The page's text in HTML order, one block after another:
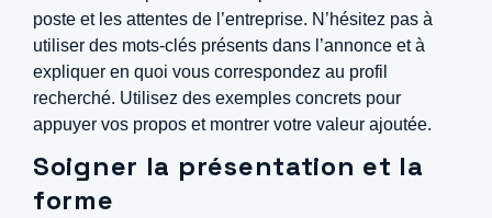
poste et les attentes de l’entreprise. N’hésitez pas à
utiliser des mots-clés présents dans l’annonce et à
expliquer en quoi vous correspondez au profil
recherché. Utilisez des exemples concrets pour
appuyer vos propos et montrer votre valeur ajoutée.
Soigner la présentation et la
forme